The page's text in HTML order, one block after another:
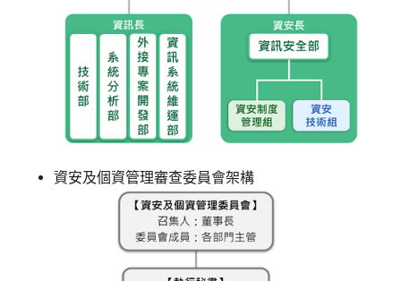
資安及個資管理審查委員會架構